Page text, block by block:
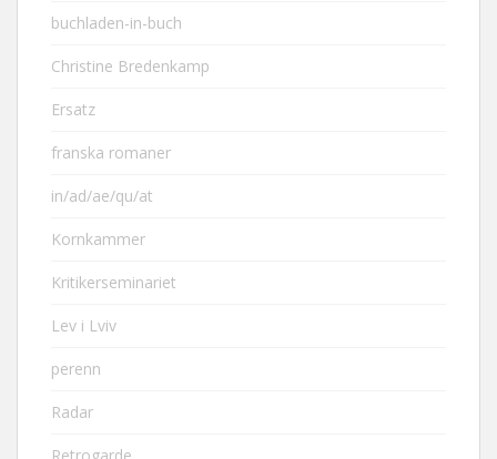
buchladen-in-buch
Christine Bredenkamp
Ersatz
franska romaner
in/ad/ae/qu/at
Kornkammer
Kritikerseminariet
Lev i Lviv
perenn
Radar